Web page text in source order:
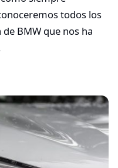
todos los
BMW que nos ha